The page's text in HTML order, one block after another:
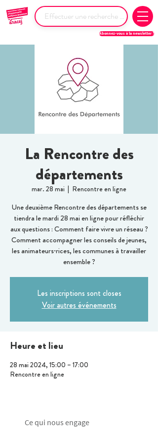
Abonnez-vous à la newsletter !
La Rencontre des
départements
mar. 28 mai
  |
Rencontre en ligne
Une deuxième Rencontre des départements se
tiendra le mardi 28 mai en ligne pour réfléchir
aux questions : Comment faire vivre un réseau ?
Comment accompagner les conseils de jeunes,
les animateurs·rices, les communes à travailler
ensemble ?
Les inscriptions sont closes
Voir autres événements
Heure et lieu
28 mai 2024, 15:00 – 17:00
Rencontre en ligne
Ce qui nous engage